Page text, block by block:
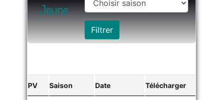
Jeune
Filtrer
PV Saison Date Télécharger